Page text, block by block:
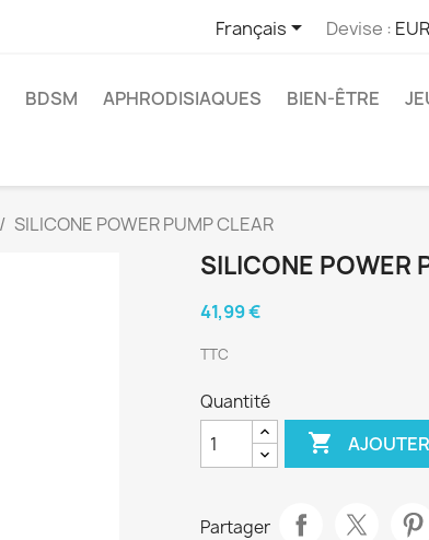
Français Devise :
BDSM APHRODISIAQUES BIEN-ÊTRE
SILICONE POWER PUMP CLEAR
SILICONE POWER
41,99 €
TTC
Quantité

Partager